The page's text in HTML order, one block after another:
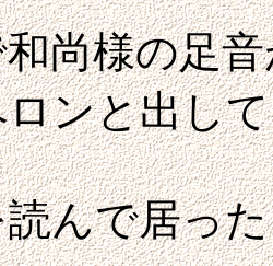
尚様の足音
ンと出し
んで居っ